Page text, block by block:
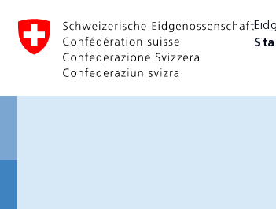
1
Scrollen oder hier klicken
Scrollen oder hier klicken